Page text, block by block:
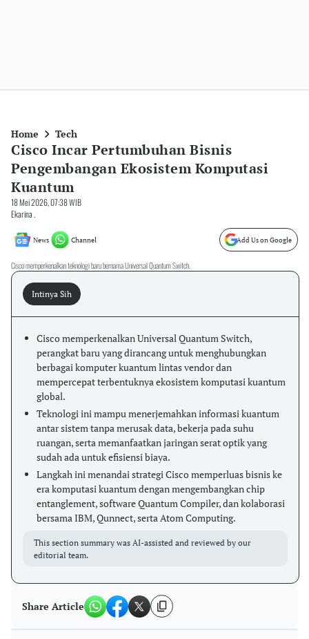
Home Tech
Cisco Incar Pertumbuhan Bisnis
Pengembangan Ekosistem Komputasi
Kuantum
18 Mei 2026, 07:38 WIB
Ekarina .
News Channel Add Us on Google
Cisco memperkenalkan teknologi baru bernama Universal Quantum Switch.
Intinya Sih
Cisco memperkenalkan Universal Quantum Switch,
perangkat baru yang dirancang untuk menghubungkan
berbagai komputer kuantum lintas vendor dan
mempercepat terbentuknya ekosistem komputasi kuantum
global.
Teknologi ini mampu menerjemahkan informasi kuantum
antar sistem tanpa merusak data, bekerja pada suhu
ruangan, serta memanfaatkan jaringan serat optik yang
sudah ada untuk efisiensi biaya.
Langkah ini menandai strategi Cisco memperluas bisnis ke
era komputasi kuantum dengan mengembangkan chip
entanglement, software Quantum Compiler, dan kolaborasi
bersama IBM, Qunnect, serta Atom Computing.
This section summary was AI-assisted and reviewed by our
editorial team.
Share Article